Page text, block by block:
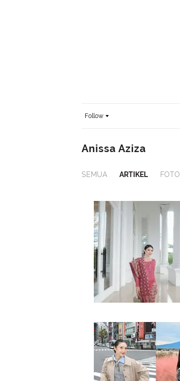
Follow
Anissa Aziza
SEMUA ARTIKEL FOTO